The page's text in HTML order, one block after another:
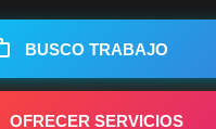
BUSCO TRABAJO
OFRECER SERVICIOS